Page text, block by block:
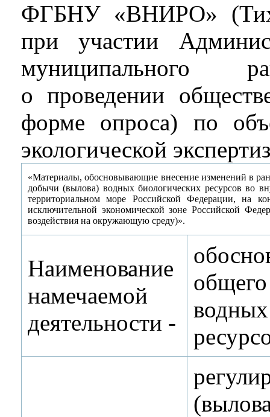
ФГБНУ «ВНИРО»
при участии
муниципального
о проведении
форме опроса) по
экологической
«Материалы, обосновывающие внесение изменений в
добычи (вылова) водных биологических ресурсов во
территориальном море Российской Федерации, на
исключительной экономической зоне Российской
воздействия на окружающую среду)».
Наименование
намечаемой
деятельности ‑